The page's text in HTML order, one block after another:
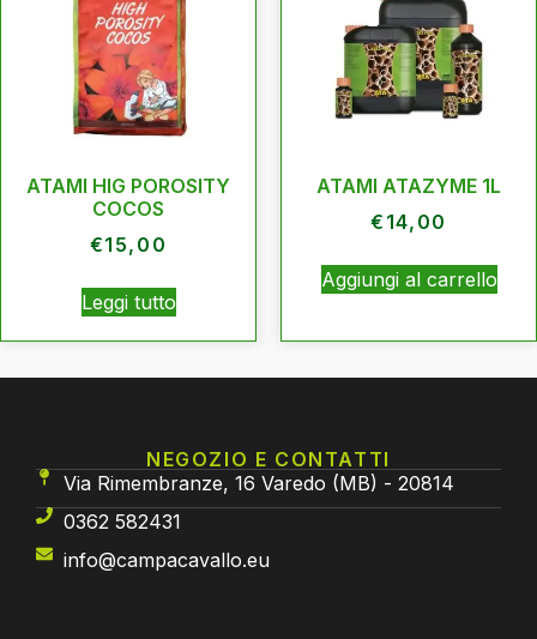
ATAMI HIG POROSITY
COCOS
€15,00
Leggi tutto
ATAMI ATAZYME 1L
€ 14,00
Aggiungi al carrello
NEGOZIO E CONTATTI
Via Rimembranze, 16 Varedo (MB) - 20814
0362 582431
info@campacavallo.eu